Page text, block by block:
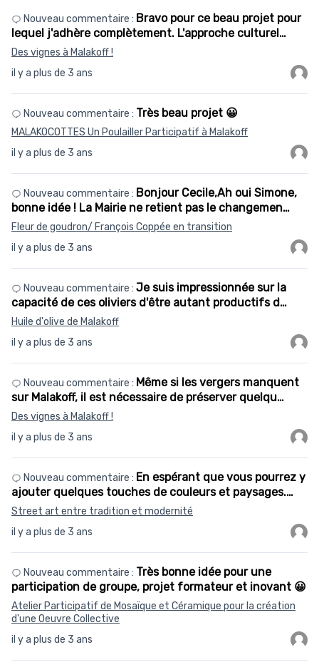
il y a plus de 3 ans
Nouveau commentaire : Bravo pour ce beau projet pour
lequel j'adhère complètement. L'approche culturel…
Des vignes à Malakoff !
il y a plus de 3 ans
Nouveau commentaire : Très beau projet 😀
MALAKOCOTTES Un Poulailler Participatif à Malakoff
il y a plus de 3 ans
Nouveau commentaire : Bonjour Cecile,Ah oui Simone,
bonne idée ! La Mairie ne retient pas le changemen…
Fleur de goudron/ François Coppée en transition
il y a plus de 3 ans
Nouveau commentaire : Je suis impressionnée sur la
capacité de ces oliviers d'être autant productifs d…
Huile d'olive de Malakoff
il y a plus de 3 ans
Nouveau commentaire : Même si les vergers manquent
sur Malakoff, il est nécessaire de préserver quelqu…
Des vignes à Malakoff !
il y a plus de 3 ans
Nouveau commentaire : En espérant que vous pourrez y
ajouter quelques touches de couleurs et paysages.…
Street art entre tradition et modernité
il y a plus de 3 ans
Nouveau commentaire : Très bonne idée pour une
participation de groupe, projet formateur et inovant 😀
Atelier Participatif de Mosaïque et Céramique pour la création
d'une Oeuvre Collective